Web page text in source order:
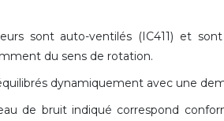
sont auto-ventilés (IC411) et
du sens de rotation.
dynamiquement avec une
de bruit indiqué correspond